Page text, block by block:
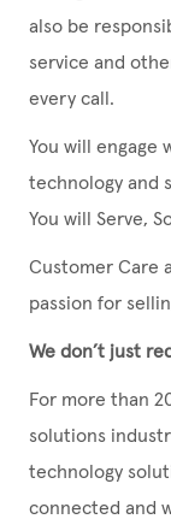
also be
service and
every call.
You will
technology and
You will Serve,
Customer Care
passion for
We don’t just
For more than
solutions
technology
connected and